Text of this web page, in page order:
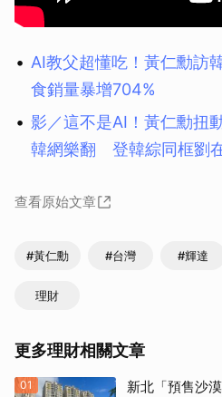
AI教父超懂吃！黃仁勳
食銷量暴增704%
影／這不是AI！黃仁勳扭
韓網樂翻 登韓綜同框劉
查看原始文章
#黃仁勳 #台灣 #輝達
理財
更多理財相關文章
01
新北「預售沙